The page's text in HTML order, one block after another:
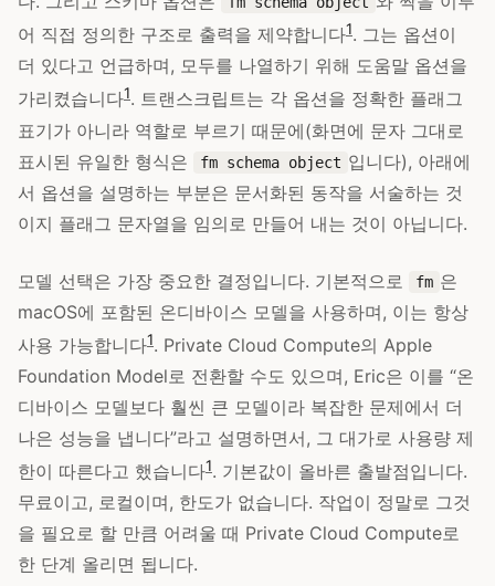
어 직접 정의한 구조로 출력을 제약합니다1. 그는 옵션이
더 있다고 언급하며, 모두를 나열하기 위해 도움말 옵션을
가리켰습니다1. 트랜스크립트는 각 옵션을 정확한 플래그
표기가 아니라 역할로 부르기 때문에(화면에 문자 그대로
표시된 유일한 형식은
fm schema object 입니다), 아래에
서 옵션을 설명하는 부분은 문서화된 동작을 서술하는 것
이지 플래그 문자열을 임의로 만들어 내는 것이 아닙니다.
모델 선택은 가장 중요한 결정입니다. 기본적으로 fm 은
macOS에 포함된 온디바이스 모델을 사용하며, 이는 항상
사용 가능합니다1. Private Cloud Compute의 Apple
Foundation Model로 전환할 수도 있으며, Eric은 이를 “온
디바이스 모델보다 훨씬 큰 모델이라 복잡한 문제에서 더
나은 성능을 냅니다”라고 설명하면서, 그 대가로 사용량 제
한이 따른다고 했습니다1. 기본값이 올바른 출발점입니다.
무료이고, 로컬이며, 한도가 없습니다. 작업이 정말로 그것
을 필요로 할 만큼 어려울 때 Private Cloud Compute로
한 단계 올리면 됩니다.